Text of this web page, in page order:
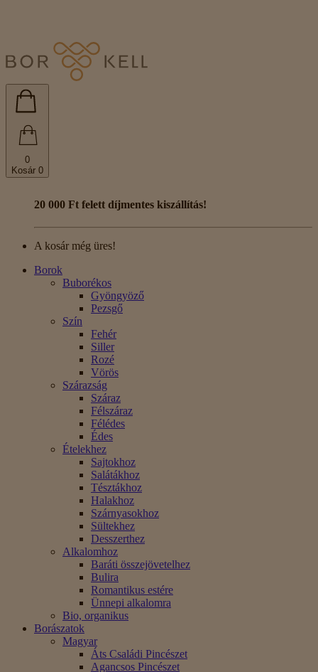
0
Kosár 0
20 000 Ft felett díjmentes kiszállítás!
A kosár még üres!
Borok
Buborékos
Gyöngyöző
Pezsgő
Szín
Fehér
Siller
Rozé
Vörös
Szárazság
Száraz
Félszáraz
Félédes
Édes
Ételekhez
Sajtokhoz
Salátákhoz
Tésztákhoz
Halakhoz
Szárnyasokhoz
Sültekhez
Desszerthez
Alkalomhoz
Baráti összejövetelhez
Bulira
Romantikus estére
Ünnepi alkalomra
Bio, organikus
Borászatok
Magyar
Áts Családi Pincészet
Agancsos Pincészet